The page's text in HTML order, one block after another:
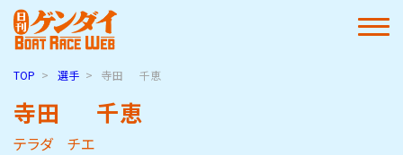
TOP 選手 寺田 千恵
寺田 千恵
テラダ チエ